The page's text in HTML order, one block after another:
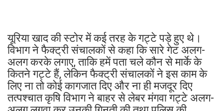
यूरिया खाद की स्टोर में कई तरह के गट्टे पड़े हुए थे।
विभाग ने फैक्ट्री संचालकों से कहा कि सारे गेट अलग-
अलग करके लगाए, ताकि हमें पता चले कौन से मार्के के
कितने गट्टे हैं, लेकिन फैक्ट्री संचालकों ने इस काम के
लिए ना तो कोई कागजात दिए और ना ही मजदूर दिए
तत्पश्चात कृषि विभाग ने बाहर से लेबर मंगवा गट्टे अलग-